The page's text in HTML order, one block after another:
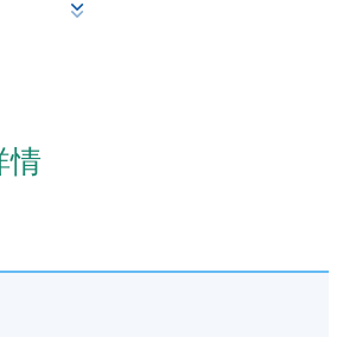
不多於30分之註冊中醫師持續進修
情